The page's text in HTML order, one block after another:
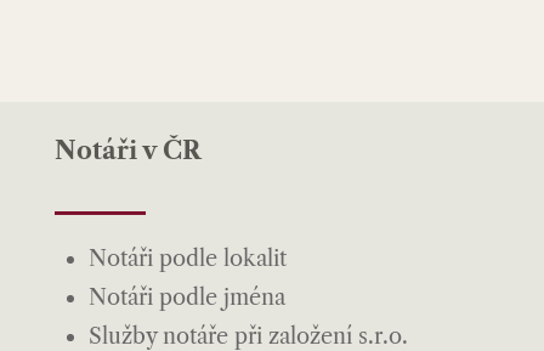
Notáři v ČR
Notáři podle lokalit
Notáři podle jména
Služby notáře při založení s.r.o.